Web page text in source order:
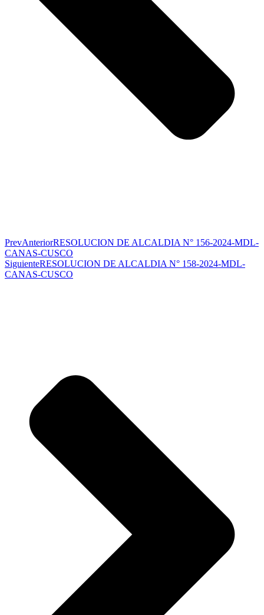
PrevAnteriorRESOLUCION DE ALCALDIA N° 156-2024-MDL-
CANAS-CUSCO
SiguienteRESOLUCION DE ALCALDIA N° 158-2024-MDL-
CANAS-CUSCO